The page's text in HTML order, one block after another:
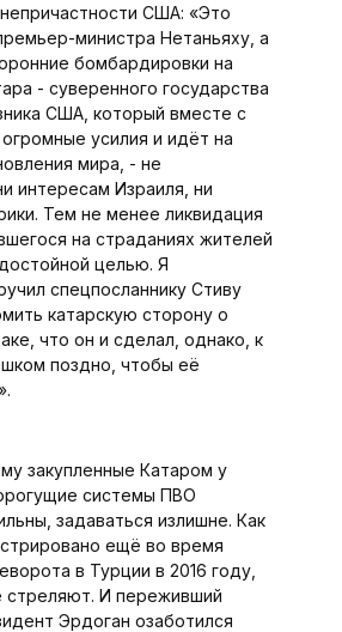
США: «Это
министра Нетаньяху, а
бомбардировки на
- суверенного государства
США, который вместе с
усилия и идёт на
мира, - не
интересам Израиля, ни
Тем не менее ликвидация
на страданиях жителей
целью. Я
спецпосланнику Стиву
катарскую сторону о
что он и сделал, однако, к
поздно, чтобы её
закуп­ленные Катаром у
системы ПВО
задаваться излишне. Как
ещё во время
в Турции в 2016 году,
стреляют. И переживший
Эрдоган озаботился